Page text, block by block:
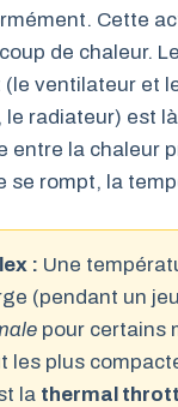
Cette
de chaleur.
ventilateur et
radiateur) est là
entre la chaleur
se rompt, la
: Une
(pendant un
pour certains
les plus
la thermal